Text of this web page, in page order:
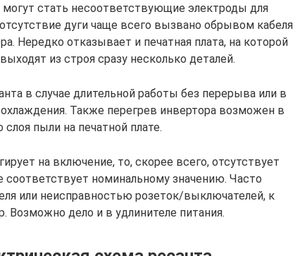
стать несоответствующие электроды для
дуги чаще всего вызвано обрывом кабеля
Нередко отказывает и печатная плата, на которой
из строя сразу несколько деталей.
в случае длительной работы без перерыва или в
охлаждения. Также перегрев инвертора возможен в
слоя пыли на печатной плате.
на включение, то, скорее всего, отсутствует
соответствует номинальному значению. Часто
или неисправностью розеток/выключателей, к
Возможно дело и в удлинителе питания.